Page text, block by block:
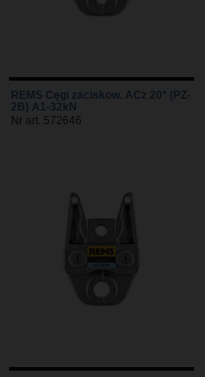
REMS Cęgi zaciskow. ACz 20* (PZ-
2B) A1-32kN
Nr art. 572646